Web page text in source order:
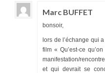
Marc BUFFET
bonsoir,
lors de l’échange qui
film « Qu’est-ce
manifestation/
et qui devrait se